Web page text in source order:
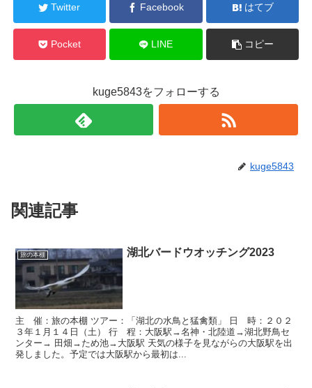
Twitter Facebook はてブ
Pocket LINE コピー
kuge5843をフォローする
kuge5843
関連記事
旅の本棚 湖北バードウオッチング2023
主 催：旅の本棚 ツアー：「湖北の水鳥と猛禽類」 日 時：２０２
３年１月１４日（土） 行 程：大阪駅→名神・北陸道→湖北野鳥セ
ンター→ 田畑→ため池→大阪駅 天気の様子を見ながらの大阪駅を出
発しました。予定では大阪駅から最初は...